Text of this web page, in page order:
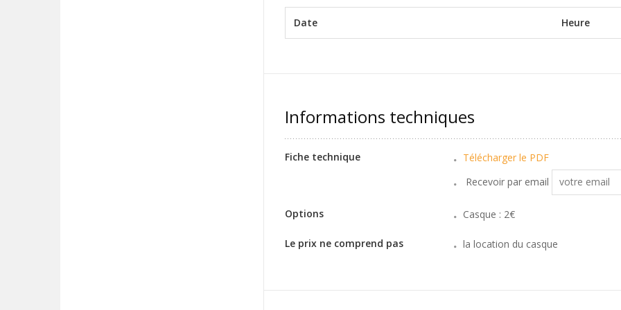
Date Heure
Informations techniques
Fiche technique
Télécharger le PDF
Recevoir par email
Options Casque : 2€
Le prix ne comprend pas la location du casque